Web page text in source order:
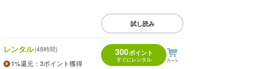
試し読み
レンタル(48時間)
1%還元 ：3ポイント獲得
300ポイント
すぐにレンタル